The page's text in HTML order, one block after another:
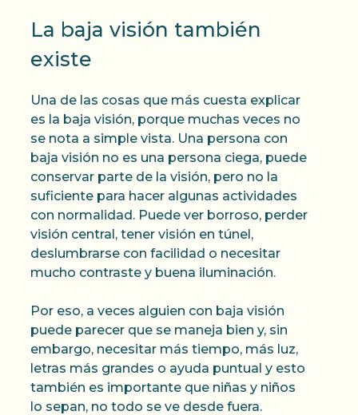
La baja visión también
existe
Una de las cosas que más cuesta explicar
es la baja visión, porque muchas veces no
se nota a simple vista. Una persona con
baja visión no es una persona ciega, puede
conservar parte de la visión, pero no la
suficiente para hacer algunas actividades
con normalidad. Puede ver borroso, perder
visión central, tener visión en túnel,
deslumbrarse con facilidad o necesitar
mucho contraste y buena iluminación.
Por eso, a veces alguien con baja visión
puede parecer que se maneja bien y, sin
embargo, necesitar más tiempo, más luz,
letras más grandes o ayuda puntual y esto
también es importante que niñas y niños
lo sepan, no todo se ve desde fuera.